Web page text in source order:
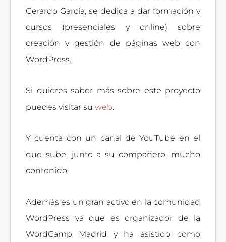
Gerardo García, se dedica a dar formación y
cursos (presenciales y online) sobre
creación y gestión de páginas web con
WordPress.
Si quieres saber más sobre este proyecto
puedes visitar su web.
Y cuenta con un canal de YouTube en el
que sube, junto a su compañero, mucho
contenido.
Además es un gran activo en la comunidad
WordPress ya que es organizador de la
WordCamp Madrid y ha asistido como